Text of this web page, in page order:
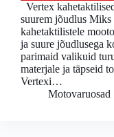
Vertex
suurem jõudlus
kahetaktilistele
ja suure jõudlusega
parimaid valikuid
materjale ja täpseid
Vertexi…
Motovaruosad